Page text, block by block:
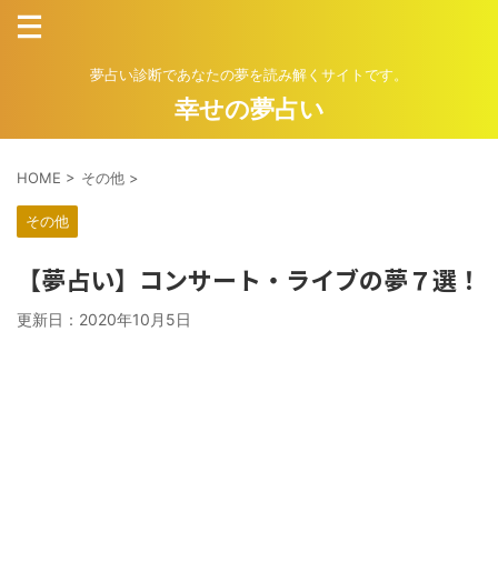
夢占い診断であなたの夢を読み解くサイトです。
幸せの夢占い
HOME > その他 >
その他
【夢占い】コンサート・ライブの夢７選！
更新日： 2020年10月5日